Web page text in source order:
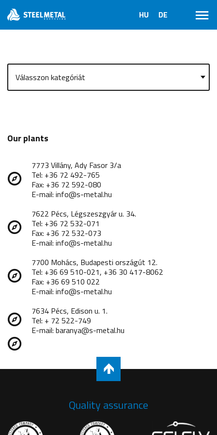
Our plants
7773 Villány, Ady Fasor 3/a
Tel: +36 72 492-765
Fax: +36 72 592-080
E-mail: info@s-metal.hu
7622 Pécs, Légszeszgyár u. 34.
Tel: +36 72 532-071
Fax: +36 72 532-073
E-mail: info@s-metal.hu
7700 Mohács, Budapesti országút 12.
Tel: +36 69 510-021, +36 30 417-8062
Fax: +36 69 510 022
E-mail: info@s-metal.hu
7634 Pécs, Edison u. 1.
Tel: + 72 522-749
E-mail: baranya@s-metal.hu
Quality assurance